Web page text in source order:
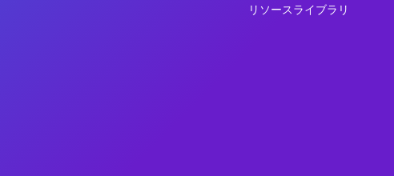
リソースライブラリ